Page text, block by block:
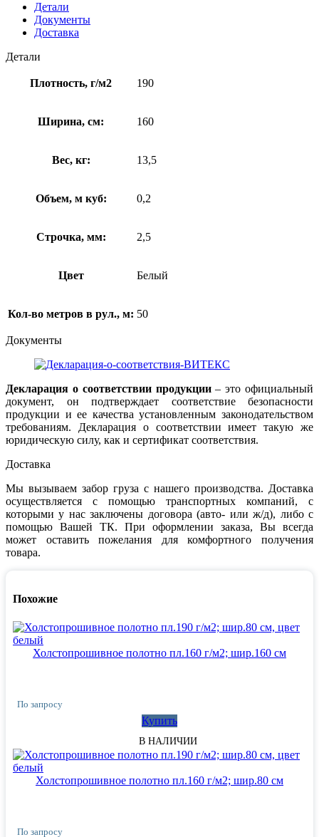
Детали
Документы
Доставка
Детали
Плотность, г/м2 190
Ширина, см: 160
Вес, кг: 13,5
Объем, м куб: 0,2
Строчка, мм: 2,5
Цвет Белый
Кол-во метров в рул., м: 50
Документы
Декларация о соответствии продукции– это официальный
документ, он подтверждает соответствие безопасности
продукции и ее качества установленным законодательством
требованиям. Декларация о соответствии имеет такую же
юридическую силу, как и сертификат соответствия.
Доставка
Мы вызываем забор груза с нашего производства. Доставка
осуществляется с помощью транспортных компаний, с
которыми у нас заключены договора (авто- или ж/д), либо с
помощью Вашей ТК. При оформлении заказа, Вы всегда
может оставить пожелания для комфортного получения
товара.
Похожие
Холстопрошивное полотно пл.160 г/м2; шир.160 см
По запросу
Купить
В НАЛИЧИИ
Холстопрошивное полотно пл.160 г/м2; шир.80 см
По запросу